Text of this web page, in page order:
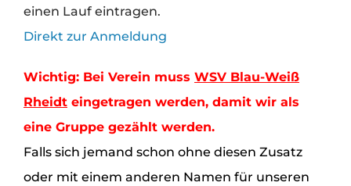
einen Lauf eintragen.
Direkt zur Anmeldung
Wichtig: Bei Verein muss WSV Blau-Weiß
Rheidt eingetragen werden, damit wir als
eine Gruppe gezählt werden.
Falls sich jemand schon ohne diesen Zusatz
oder mit einem anderen Namen für unseren